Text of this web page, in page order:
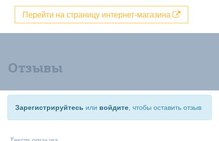
Перейти на страницу интернет-магазина
Отзывы
Зарегистрируйтесь или войдите , чтобы оставить отзыв